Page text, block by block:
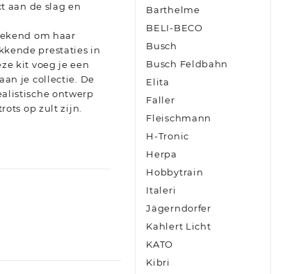
aan de slag en
om haar
prestaties in
kit voeg je een
je collectie. De
ontwerp
op zult zijn.
Barthelme
BELI-BECO
Busch
Busch Feldbahn
Elita
Faller
Fleischmann
H-Tronic
Herpa
Hobbytrain
Italeri
Jägerndorfer
Kahlert Licht
KATO
Kibri